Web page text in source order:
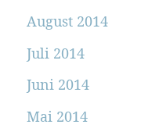
August 2014
Juli 2014
Juni 2014
Mai 2014